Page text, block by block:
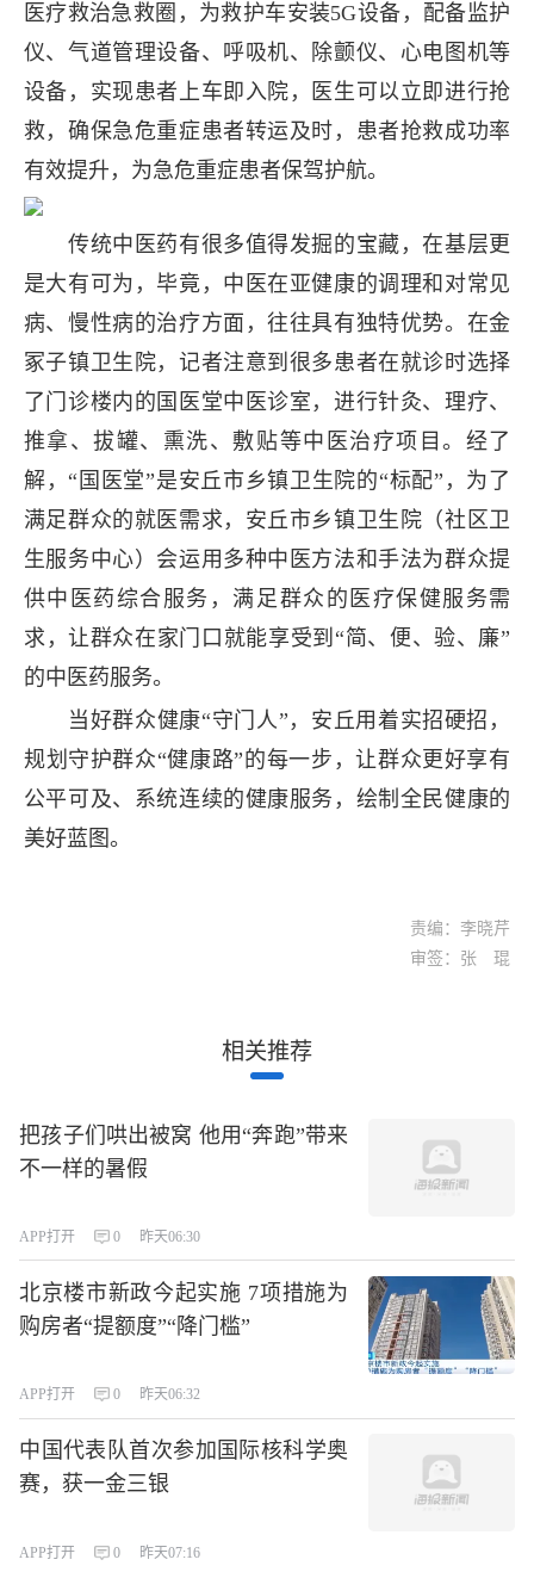
医疗救治急救圈，为救护车安装5G设备，配备监护
仪、气道管理设备、呼吸机、除颤仪、心电图机等
设备，实现患者上车即入院，医生可以立即进行抢
救，确保急危重症患者转运及时，患者抢救成功率
有效提升，为急危重症患者保驾护航。
传统中医药有很多值得发掘的宝藏，在基层更
是大有可为，毕竟，中医在亚健康的调理和对常见
病、慢性病的治疗方面，往往具有独特优势。在金
冢子镇卫生院，记者注意到很多患者在就诊时选择
了门诊楼内的国医堂中医诊室，进行针灸、理疗、
推拿、拔罐、熏洗、敷贴等中医治疗项目。经了
解，“国医堂”是安丘市乡镇卫生院的“标配”，为了
满足群众的就医需求，安丘市乡镇卫生院（社区卫
生服务中心）会运用多种中医方法和手法为群众提
供中医药综合服务，满足群众的医疗保健服务需
求，让群众在家门口就能享受到“简、便、验、廉”
的中医药服务。
当好群众健康“守门人”，安丘用着实招硬招，
规划守护群众“健康路”的每一步，让群众更好享有
公平可及、系统连续的健康服务，绘制全民健康的
美好蓝图。
责编：李晓芹
审签：张 琨
相关推荐
把孩子们哄出被窝 他用“奔跑”带来
不一样的暑假
APP打开 0 昨天06:30
北京楼市新政今起实施 7项措施为
购房者“提额度”“降门槛”
APP打开 0 昨天06:32
中国代表队首次参加国际核科学奥
赛，获一金三银
APP打开 0 昨天07:16